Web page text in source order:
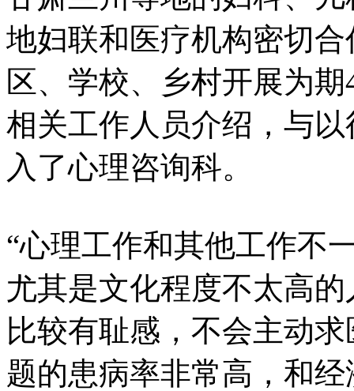
地妇联和医疗机构密切
区、学校、乡村开展为
相关工作人员介绍，与
入了心理咨询科。
“心理工作和其他工作不
尤其是文化程度不太高
比较有耻感，不会主动
题的患病率非常高，和